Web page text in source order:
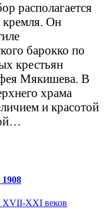
располагается
кремля. Он
барокко по
крестьян
Мякишева. В
храма
и красотой
XVII-XXI веков